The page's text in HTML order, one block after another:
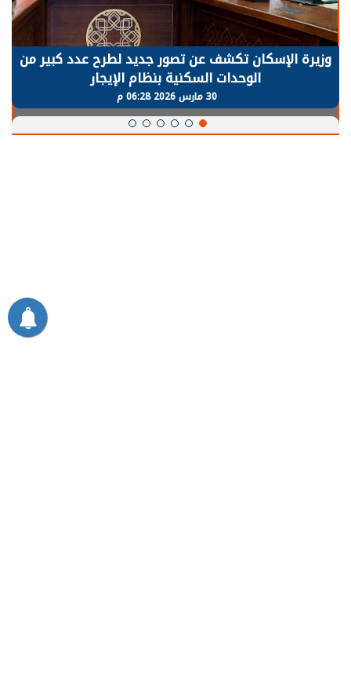
الإسكان تكشف عن تصور جديد لطرح عدد كبير من
الوحدات السكنية بنظام الإيجار